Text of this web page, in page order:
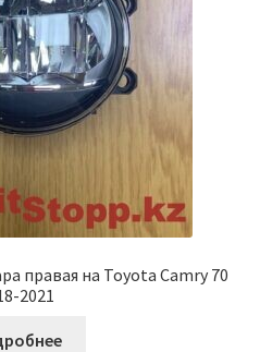
правая на Toyota Camry 70
2021